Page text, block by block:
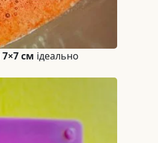
7×7 см ідеально